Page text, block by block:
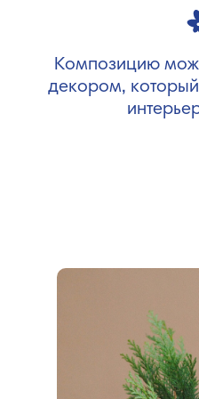
Композицию
декором,